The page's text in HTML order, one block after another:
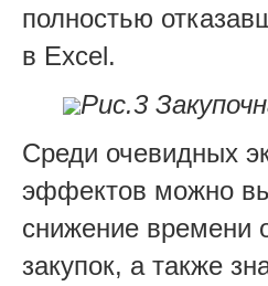
полностью
в Excel.
Рис.3
Среди очевидных
эффектов можно
снижение времени
закупок, а также